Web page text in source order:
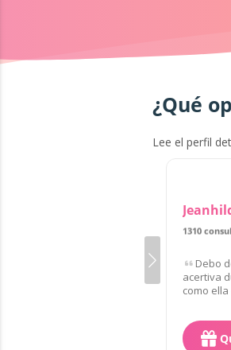
¿Qué
Lee el perfil
1310
Debo
acertiva
como